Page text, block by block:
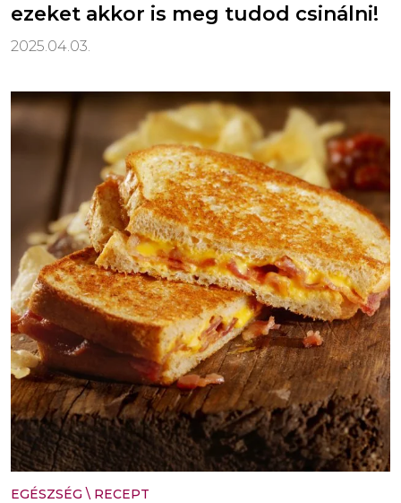
ezeket akkor is meg tudod csinálni!
2025.04.03.
EGÉSZSÉG \ RECEPT